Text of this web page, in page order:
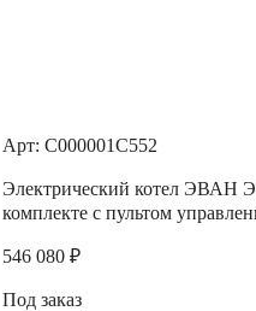
Арт: С000001С552
Электрический котел ЭВАН
комплекте с пультом
546 080 ₽
Под заказ